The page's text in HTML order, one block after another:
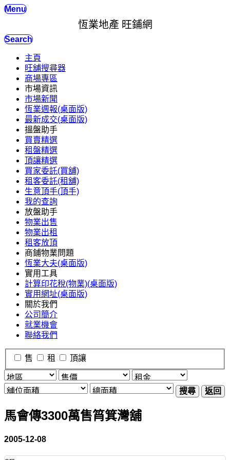
Menu
恆業地產 旺鋪網
Search
主頁
旺舖搜尋器
商場專區
市場資訊
市場新聞
恆業週報(桌面版)
最新成交(桌面版)
搵盤助手
買賣精選
租盤精選
頂讓精選
買家委託(買舖)
租客委託(租舖)
生意頂手(頂手)
我的查詢
放盤助手
物業出售
物業出租
租客放頂
商鋪物業問題
恆業大夫(桌面版)
實用工具
計算印花稅(物業)(桌面版)
實用網址(桌面版)
關於我們
公司簡介
就業機會
聯絡我們
售 租 頂讓
搜尋 返回
馬會傳3300萬售筲箕灣舖
2005-12-08